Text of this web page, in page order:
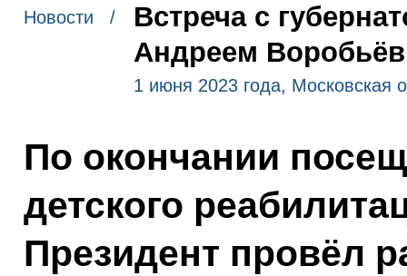
Новости /
Встреча с
Андреем
1 июня 2023 года, Московская
По окончании
детского
Президент провёл